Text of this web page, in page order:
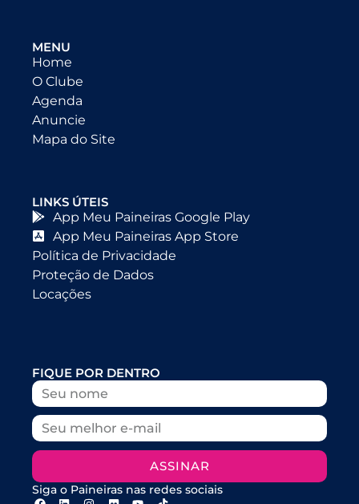
MENU
Home
O Clube
Agenda
Anuncie
Mapa do Site
LINKS ÚTEIS
App Meu Paineiras Google Play
App Meu Paineiras App Store
Política de Privacidade
Proteção de Dados
Locações
FIQUE POR DENTRO
ASSINAR
Siga o Paineiras nas redes sociais